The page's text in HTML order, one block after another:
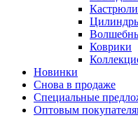
Кастрюли
Коврики
Новинки
Снова в продаже
Специальные
Оптовым